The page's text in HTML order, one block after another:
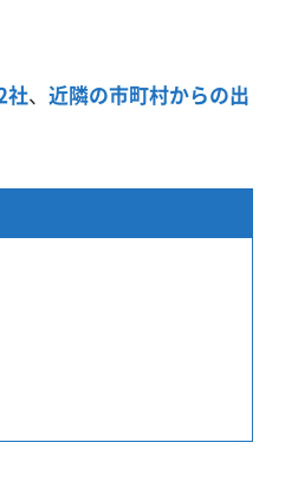
社、 近隣の市町村からの出